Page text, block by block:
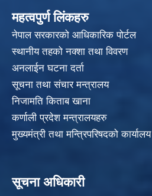
महत्वपुर्ण लिंकहरु
नेपाल सरकारको आधिकारिक पोर्टल
स्थानीय तहको नक्शा तथा विवरण
अनलाईन घटना दर्ता
सूचना तथा संचार मन्त्रालय
निजामति किताब खाना
कर्णाली प्रदेश मन्त्रालयहरु
मुख्यमंत्री तथा मन्त्रिपरिषदको कार्यालय
सूचना अधिकारी